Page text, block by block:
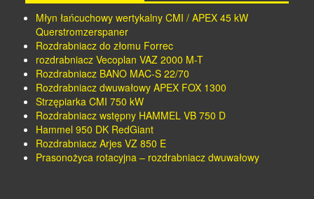
Młyn łańcuchowy wertykalny CMI / APEX 45 kW
Querstromzerspaner
Rozdrabniacz do złomu Forrec
rozdrabniacz Vecoplan VAZ 2000 M-T
Rozdrabniacz BANO MAC-S 22/70
Rozdrabniacz dwuwałowy APEX FOX 1300
Strzępiarka CMI 750 kW
Rozdrabniacz wstępny HAMMEL VB 750 D
Hammel 950 DK RedGiant
Rozdrabniacz Arjes VZ 850 E
Prasonożyca rotacyjna – rozdrabniacz dwuwałowy